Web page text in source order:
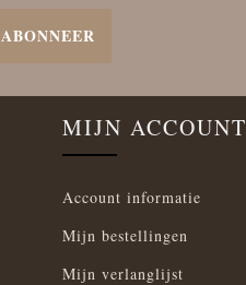
ABONNEER
MIJN ACCOUNT
Account informatie
Mijn bestellingen
Mijn verlanglijst